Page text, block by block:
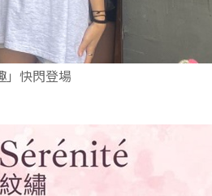
」快閃登場